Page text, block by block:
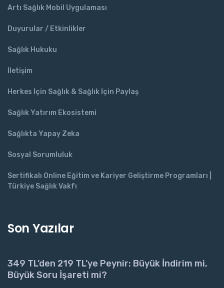
Artı Sağlık Mobil Uygulaması
Duyurular / Etkinlikler
Sağlık Hukuku
İletişim
Herkes İçin Sağlık & Sağlık İçin Paylaş
Sağlık Yatırım Ekosistemi
Sağlıkta Yapay Zeka
Sosyal Sorumluluk
Sertifikalı Online Eğitim ve Kariyer Geliştirme Programları |
Türkiye Sağlık Vakfı
Son Yazılar
349 TL’den 219 TL’ye Peynir: Büyük İndirim mi,
Büyük Soru İşareti mi?